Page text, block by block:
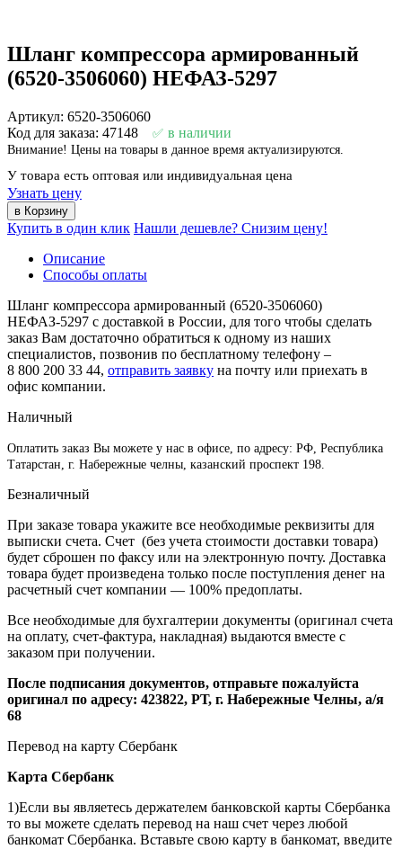
Шланг компрессора армированный
(6520-3506060) НЕФАЗ-5297
Артикул: 6520-3506060
Код для заказа: 47148
в наличии
Внимание! Цены на товары в данное время актуализируются.
У товара есть оптовая или индивидуальная цена
Узнать цену
Купить в один клик Нашли дешевле? Снизим цену!
Описание
Способы оплаты
Шланг компрессора армированный (6520-3506060)
НЕФАЗ-5297 с доставкой в России, для того чтобы сделать
заказ Вам достаточно обратиться к одному из наших
специалистов, позвонив по бесплатному телефону –
8 800 200 33 44, отправить заявку на почту или приехать в
офис компании.
Наличный
Оплатить заказ Вы можете у нас в офисе, по адресу: РФ, Республика
Татарстан, г. Набережные челны, казанский проспект 198.
Безналичный
При заказе товара укажите все необходимые реквизиты для
выписки счета. Счет (без учета стоимости доставки товара)
будет сброшен по факсу или на электронную почту. Доставка
товара будет произведена только после поступления денег на
расчетный счет компании — 100% предоплаты.
Все необходимые для бухгалтерии документы (оригинал счета
на оплату, счет-фактура, накладная) выдаются вместе с
заказом при получении.
После подписания документов, отправьте пожалуйста
оригинал по адресу: 423822, РТ, г. Набережные Челны, а/я
68
Перевод на карту Сбербанк
Карта Сбербанк
1)Если вы являетесь держателем банковской карты Сбербанка
то вы можете сделать перевод на наш счет через любой
банкомат Сбербанка. Вставьте свою карту в банкомат, введите